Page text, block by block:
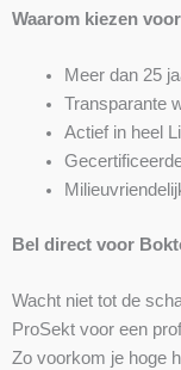
Waarom kiezen
Meer dan 25
Transparante
Actief in heel
Bel direct voor
Wacht niet tot de
ProSekt voor een
Zo voorkom je hoge